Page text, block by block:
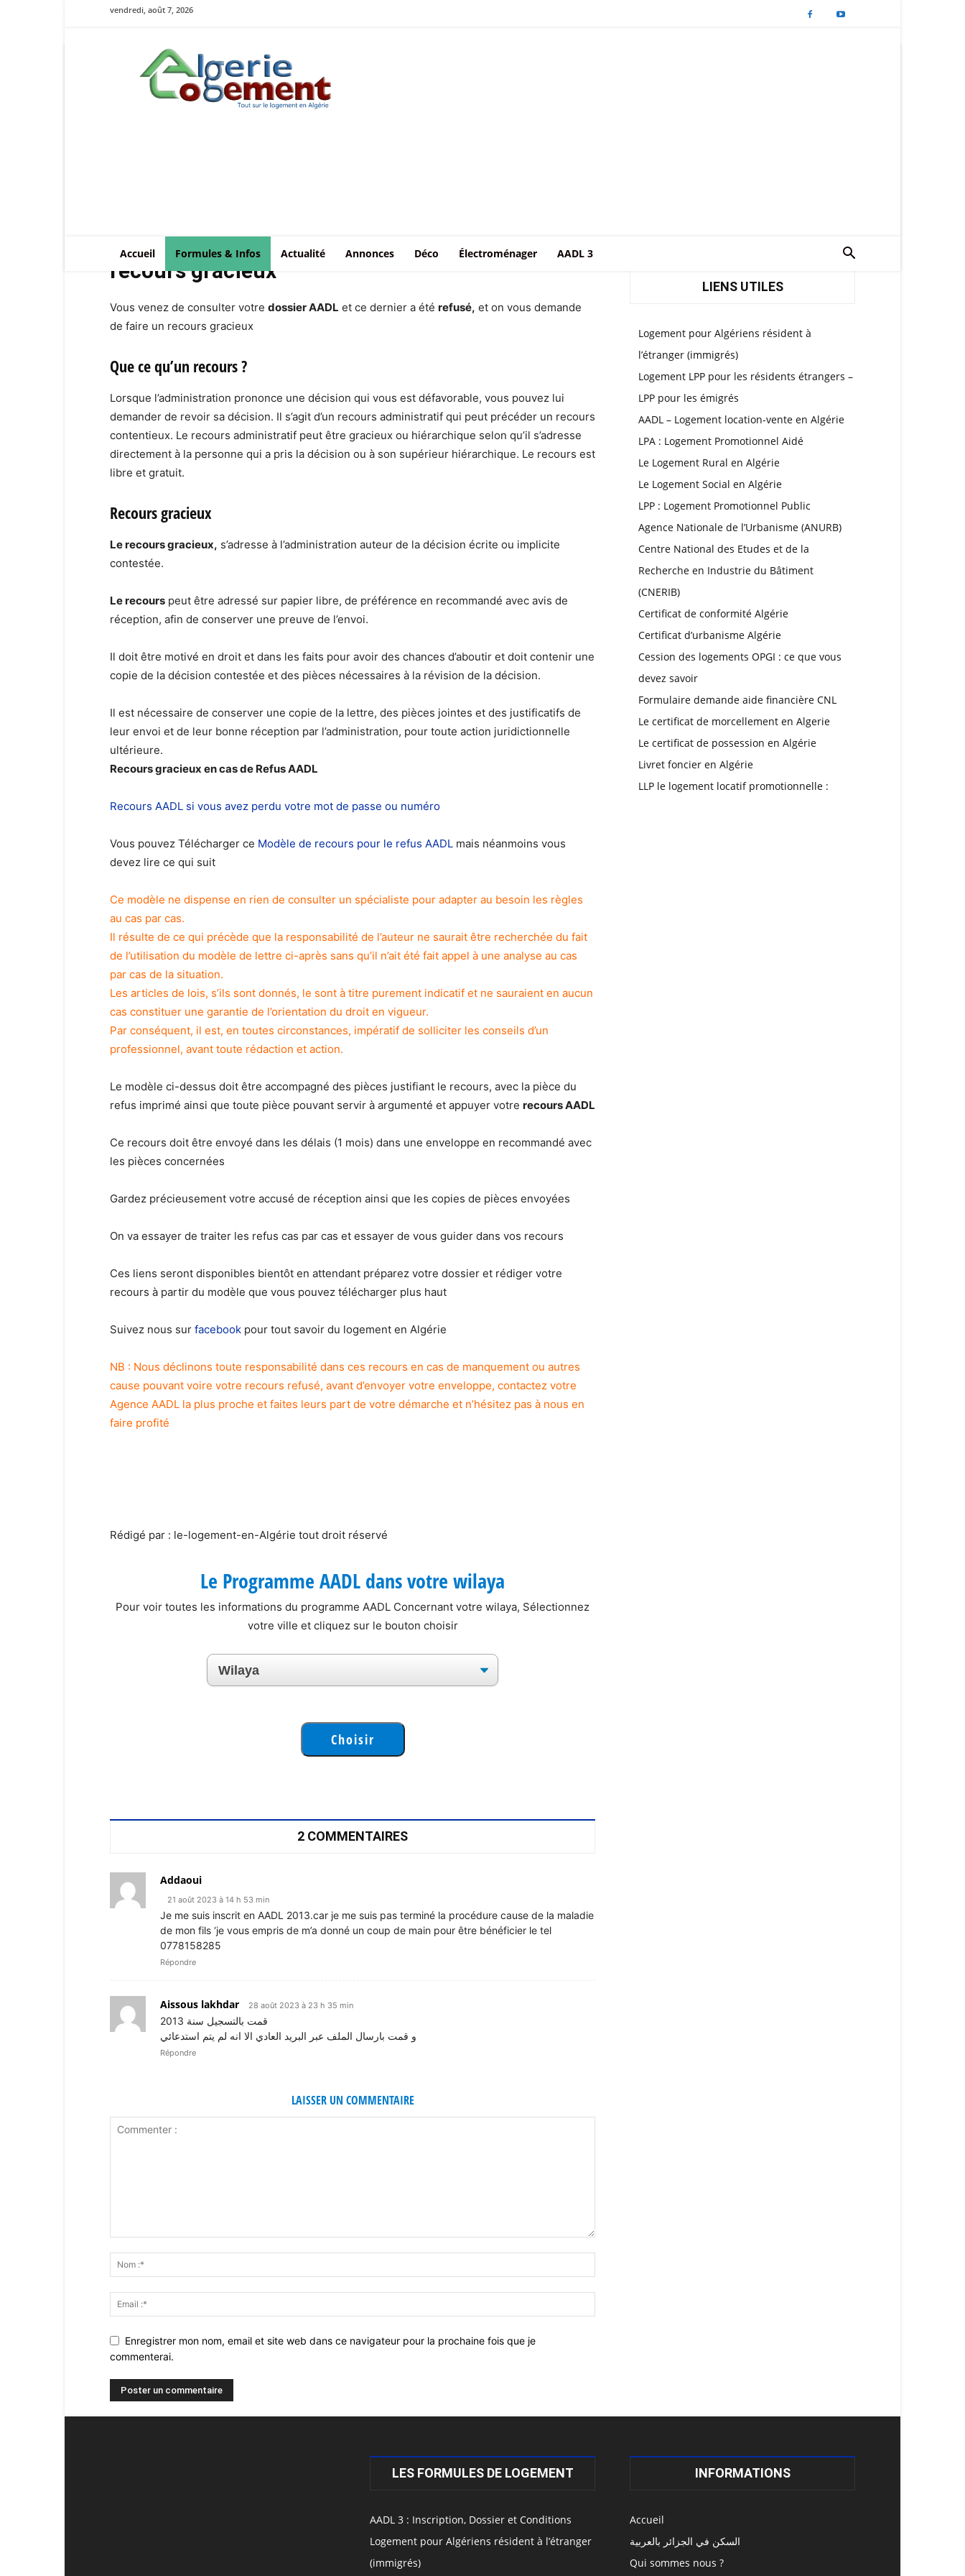
vendredi, août 7, 2026
Le
logement
en
Algérie
Accueil Formules & Infos Actualité Annonces Déco Électroménager AADL 3
Recours refus AADL – Comment rédiger un
recours gracieux
Vous venez de consulter votre dossier AADL et ce dernier a été refusé, et on vous demande
de faire un recours gracieux
Que ce qu’un recours ?
Lorsque l’administration prononce une décision qui vous est défavorable, vous pouvez lui
demander de revoir sa décision. Il s’agit d’un recours administratif qui peut précéder un recours
contentieux. Le recours administratif peut être gracieux ou hiérarchique selon qu’il s’adresse
directement à la personne qui a pris la décision ou à son supérieur hiérarchique. Le recours est
libre et gratuit.
Recours gracieux
Le recours gracieux, s’adresse à l’administration auteur de la décision écrite ou implicite
contestée.
Le recours peut être adressé sur papier libre, de préférence en recommandé avec avis de
réception, afin de conserver une preuve de l’envoi.
Il doit être motivé en droit et dans les faits pour avoir des chances d’aboutir et doit contenir une
copie de la décision contestée et des pièces nécessaires à la révision de la décision.
Il est nécessaire de conserver une copie de la lettre, des pièces jointes et des justificatifs de
leur envoi et de leur bonne réception par l’administration, pour toute action juridictionnelle
ultérieure.
Recours gracieux en cas de Refus AADL
Recours AADL si vous avez perdu votre mot de passe ou numéro
Vous pouvez Télécharger ce Modèle de recours pour le refus AADL mais néanmoins vous
devez lire ce qui suit
Ce modèle ne dispense en rien de consulter un spécialiste pour adapter au besoin les règles
au cas par cas.
Il résulte de ce qui précède que la responsabilité de l’auteur ne saurait être recherchée du fait
de l’utilisation du modèle de lettre ci-après sans qu’il n’ait été fait appel à une analyse au cas
par cas de la situation.
Les articles de lois, s’ils sont donnés, le sont à titre purement indicatif et ne sauraient en aucun
cas constituer une garantie de l’orientation du droit en vigueur.
Par conséquent, il est, en toutes circonstances, impératif de solliciter les conseils d’un
professionnel, avant toute rédaction et action.
Le modèle ci-dessus doit être accompagné des pièces justifiant le recours, avec la pièce du
refus imprimé ainsi que toute pièce pouvant servir à argumenté et appuyer votre recours AADL
Ce recours doit être envoyé dans les délais (1 mois) dans une enveloppe en recommandé avec
les pièces concernées
Gardez précieusement votre accusé de réception ainsi que les copies de pièces envoyées
On va essayer de traiter les refus cas par cas et essayer de vous guider dans vos recours
Ces liens seront disponibles bientôt en attendant préparez votre dossier et rédiger votre
recours à partir du modèle que vous pouvez télécharger plus haut
Suivez nous sur facebook pour tout savoir du logement en Algérie
NB : Nous déclinons toute responsabilité dans ces recours en cas de manquement ou autres
cause pouvant voire votre recours refusé, avant d’envoyer votre enveloppe, contactez votre
Agence AADL la plus proche et faites leurs part de votre démarche et n’hésitez pas à nous en
faire profité
Rédigé par : le-logement-en-Algérie tout droit réservé
Le Programme AADL dans votre wilaya
Pour voir toutes les informations du programme AADL Concernant votre wilaya, Sélectionnez
votre ville et cliquez sur le bouton choisir
2 COMMENTAIRES
Addaoui
21 août 2023 à 14 h 53 min
Je me suis inscrit en AADL 2013.car je me suis pas terminé la procédure cause de la maladie
de mon fils ‘je vous empris de m’a donné un coup de main pour être bénéficier le tel
0778158285
Répondre
Aissous lakhdar 28 août 2023 à 23 h 35 min
قمت بالتسجيل سنة 2013
و قمت بارسال الملف عبر البريد العادي الا انه لم يتم استدعائي
Répondre
LAISSER UN COMMENTAIRE
Enregistrer mon nom, email et site web dans ce navigateur pour la prochaine fois que je
commenterai.
LIENS UTILES
Logement pour Algériens résident à
l’étranger (immigrés)
Logement LPP pour les résidents étrangers –
LPP pour les émigrés
AADL – Logement location-vente en Algérie
LPA : Logement Promotionnel Aidé
Le Logement Rural en Algérie
Le Logement Social en Algérie
LPP : Logement Promotionnel Public
Agence Nationale de l’Urbanisme (ANURB)
Centre National des Etudes et de la
Recherche en Industrie du Bâtiment
(CNERIB)
Certificat de conformité Algérie
Certificat d’urbanisme Algérie
Cession des logements OPGI : ce que vous
devez savoir
Formulaire demande aide financière CNL
Le certificat de morcellement en Algerie
Le certificat de possession en Algérie
Livret foncier en Algérie
LLP le logement locatif promotionnelle :
LES FORMULES DE LOGEMENT
AADL 3 : Inscription, Dossier et Conditions
Logement pour Algériens résident à l’étranger
(immigrés)
INFORMATIONS
Accueil
السكن في الجزائر بالعربية
Qui sommes nous ?